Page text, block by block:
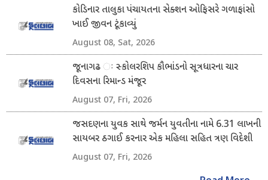
કોડિનાર તાલુકા પંચાયતના સેક્શન ઓફિસરે ગળાફાંસો
ખાઈ જીવન ટૂંકાવ્યું
August 08, Sat, 2026
જૂનાગઢ ઃ સ્કોલરશિપ કૌભાંડનો સૂત્રધારના ચાર
દિવસના રિમાન્ડ મંજૂર
August 07, Fri, 2026
જસદણના યુવક સાથે જર્મન યુવતીના નામે 6.31 લાખની
સાયબર ઠગાઈ કરનાર એક મહિલા સહિત ત્રણ વિદેશી
નાગરિક ઝડપાયા
August 07, Fri, 2026